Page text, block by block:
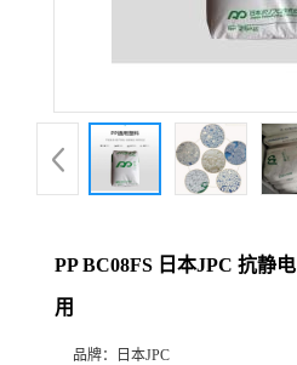
PP BC08FS 日本JPC 抗静
用
品牌：
日本JPC